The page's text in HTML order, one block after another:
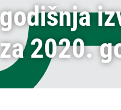
2020.